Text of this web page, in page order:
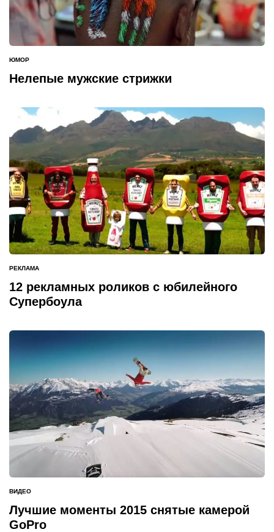
ОПУБЛИКОВАНО
В
ЮМОР
Нелепые мужские стрижки
ОПУБЛИКОВАНО
В
РЕКЛАМА
12 рекламных роликов с юбилейного
Супербоула
ОПУБЛИКОВАНО
В
ВИДЕО
Лучшие моменты 2015 снятые камерой
GoPro